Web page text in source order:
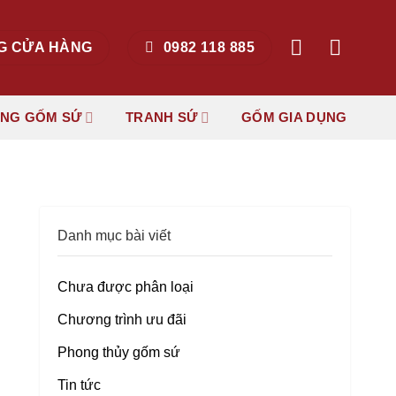
CỬA HÀNG 0982 118 885
GỐM SỨ TRANH SỨ GỐM GIA DỤNG
Danh mục bài viết
Chưa được phân loại
Chương trình ưu đãi
Phong thủy gốm sứ
Tin tức